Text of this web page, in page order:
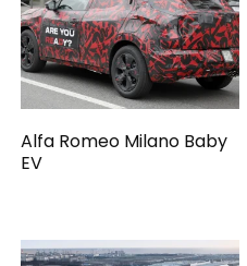
Alfa Romeo Milano Baby
EV